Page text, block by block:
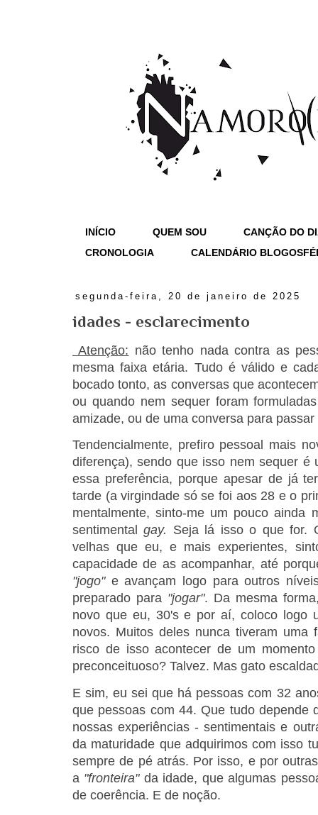
INÍCIO QUEM SOU
CANÇÃO DO
CRONOLOGIA
CALENDÁRIO
segunda-feira, 20 de janeiro de 2025
idades - esclarecimento
Atenção: não tenho nada contra as
mesma faixa etária. Tudo é válido e
bocado tonto, as conversas que
ou quando nem sequer foram
amizade, ou de uma conversa para
Tendencialmente, prefiro pessoal mais
diferença), sendo que isso nem sequer é
essa preferência, porque apesar de já
tarde (a virgindade só se foi aos 28 e o
mentalmente, sinto-me um pouco ainda
sentimentalgay. Seja lá isso o que for.
velhas que eu, e mais experientes,
capacidade de as acompanhar, até
"jogo"e avançam logo para outros
preparado para "jogar". Da mesma
novo que eu, 30's e por aí, coloco logo
novos. Muitos deles nunca tiveram
risco de isso acontecer de um
preconceituoso? Talvez. Mas gato
E sim, eu sei que há pessoas com 32
que pessoas com 44. Que tudo depende
nossas experiências - sentimentais e
da maturidade que adquirimos com isso
sempre de pé atrás. Por isso, e por
a "fronteira"da idade, que algumas
de coerência. E de noção.